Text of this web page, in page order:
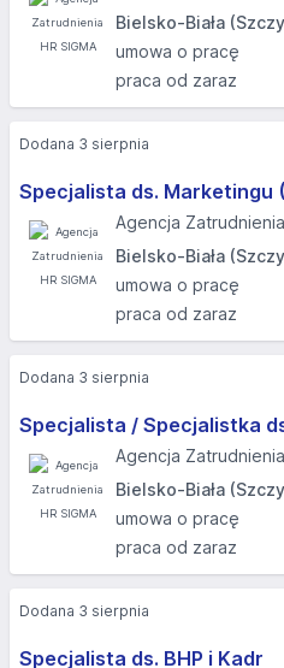
Bielsko-Biała
umowa o pracę
praca od zaraz
Specjalista ds. Marketingu
Agencja
Bielsko-Biała
umowa o pracę
praca od zaraz
Dodana 3 sierpnia
Specjalista / Specjalistka
Agencja
Bielsko-Biała
umowa o pracę
praca od zaraz
Dodana 3 sierpnia
Specjalista ds. BHP i Kadr
Dodana 3 sierpnia